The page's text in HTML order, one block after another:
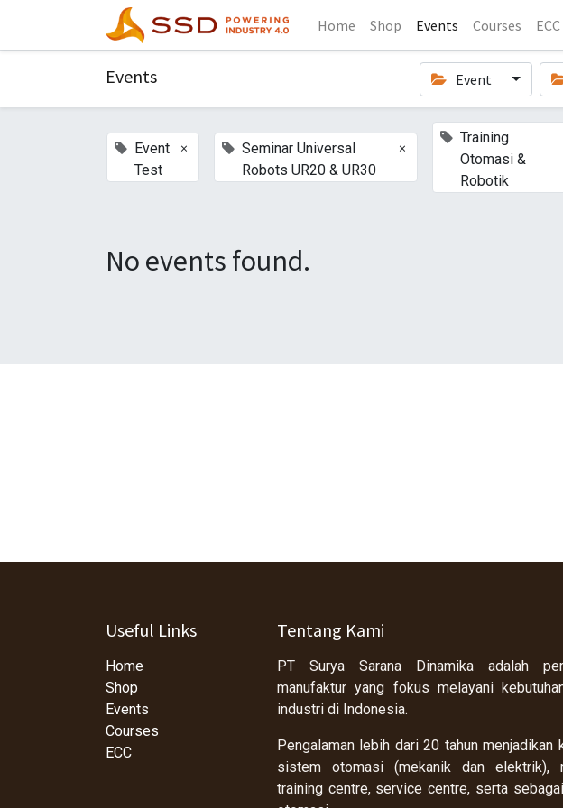
Home Shop Events Courses ECC
Events Event
Event
Test
×
Seminar Universal
Robots UR20 & UR30
×
Training
Otomasi &
Robotik
No events found.
Useful Links
Home
Shop
Events
Courses
ECC
Tentang Kami
PT Surya Sarana Dinamika adalah
manufaktur yang fokus melayani
industri di Indonesia.
Pengalaman lebih dari 20 tahun menjadikan
sistem otomasi (mekanik dan elektrik),
training centre, service centre, serta